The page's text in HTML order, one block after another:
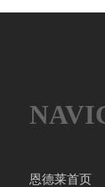
恩德莱首页